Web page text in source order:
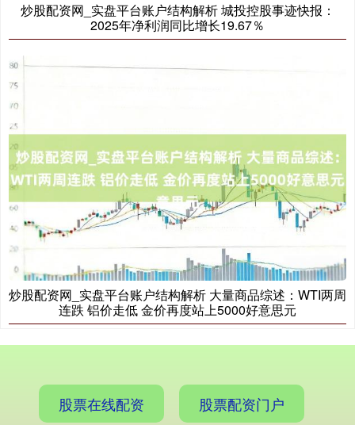
炒股配资网_实盘平台账户结构解析 城投控股事迹快报：
2025年净利润同比增长19.67％
炒股配资网_实盘平台账户结构解析 大量商品综述：WTI两周
连跌 铝价走低 金价再度站上5000好意思元
股票在线配资 股票配资门户